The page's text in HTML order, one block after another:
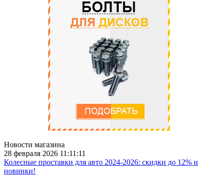
Новости магазина
28 февраля 2026 11:11:11
Колесные проставки для авто 2024-2026: скидки до 12% и
новинки!